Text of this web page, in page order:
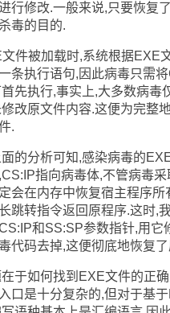
行修改.一般来说,只要恢复
毒的目的.
被加载时,系统根据EXE
条执行语句,因此病毒只需
先执行,事实上,大多数病毒
改原文件内容.这便为完整
.
分析可知,感染病毒的EXE
指向病毒体,不管病毒
会在内存中恢复宿主程序所
跳转指令返回原程序.这时,
和SS:SP参数指针,用它
代码去掉,这便彻底地恢复
如何找到EXE文件的正确
口是十分复杂的,但对于基